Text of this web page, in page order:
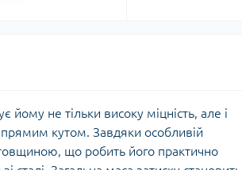
йому не тільки високу міцність, але і
прямим кутом. Завдяки особливій
товщиною, що робить його практично